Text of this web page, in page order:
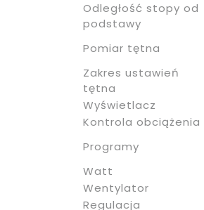
Odległość stopy od
podstawy
Pomiar tętna
Zakres ustawień
tętna
Wyświetlacz
Kontrola obciążenia
Programy
Watt
Wentylator
Regulacja